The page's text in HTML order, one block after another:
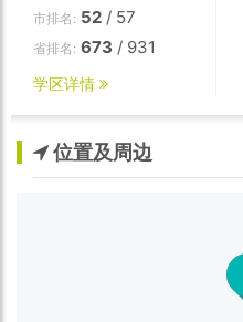
市排名: 52 / 57
省排名: 673 / 931
学区详情
位置及周边